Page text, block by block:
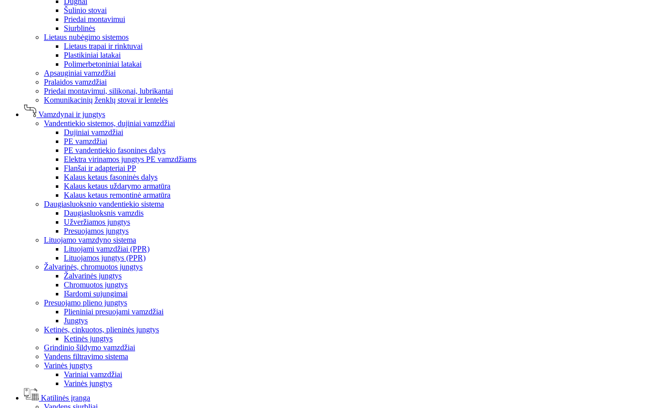
Šulinio stovai
Priedai montavimui
Siurblinės
Lietaus nubėgimo sistemos
Lietaus trapai ir rinktuvai
Plastikiniai latakai
Polimerbetoniniai latakai
Apsauginiai vamzdžiai
Pralaidos vamzdžiai
Priedai montavimui, silikonai, lubrikantai
Komunikacinių ženklų stovai ir lentelės
Vamzdynai ir jungtys
Vandentiekio sistemos, dujiniai vamzdžiai
Dujiniai vamzdžiai
PE vamzdžiai
PE vandentiekio fasonines dalys
Elektra virinamos jungtys PE vamzdžiams
Flanšai ir adapteriai PP
Kalaus ketaus fasoninės dalys
Kalaus ketaus uždarymo armatūra
Kalaus ketaus remontinė armatūra
Daugiasluoksnio vandentiekio sistema
Daugiasluoksnis vamzdis
Užveržiamos jungtys
Presuojamos jungtys
Lituojamo vamzdyno sistema
Lituojami vamzdžiai (PPR)
Lituojamos jungtys (PPR)
Žalvarinės, chromuotos jungtys
Žalvarinės jungtys
Chromuotos jungtys
Išardomi sujungimai
Presuojamo plieno jungtys
Plieniniai presuojami vamzdžiai
Jungtys
Ketinės, cinkuotos, plieninės jungtys
Ketinės jungtys
Grindinio šildymo vamzdžiai
Vandens filtravimo sistema
Varinės jungtys
Variniai vamzdžiai
Varinės jungtys
Katilinės įranga